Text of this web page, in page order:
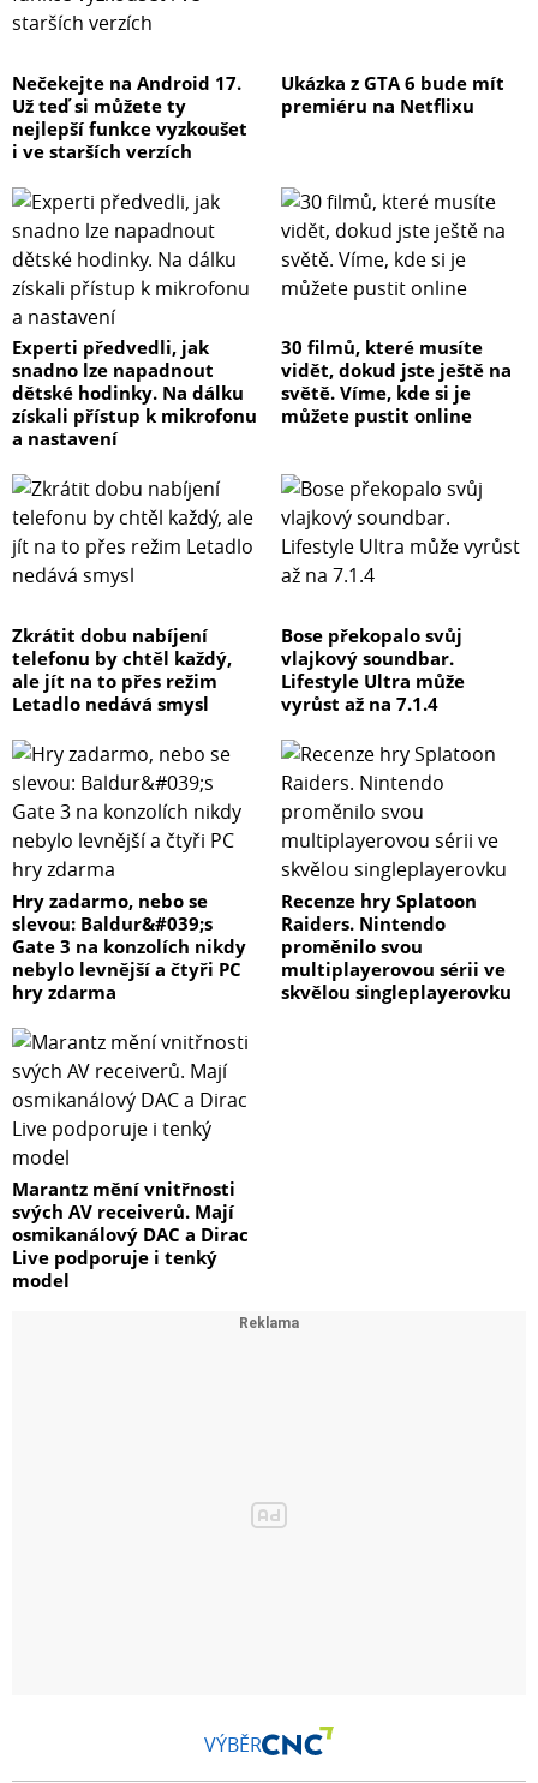
Nečekejte na Android 17.
Už teď si můžete ty
nejlepší funkce vyzkoušet
i ve starších verzích
Ukázka z GTA 6 bude mít
premiéru na Netflixu
Experti předvedli, jak
snadno lze napadnout
dětské hodinky. Na dálku
získali přístup k mikrofonu
a nastavení
30 filmů, které musíte
vidět, dokud jste ještě na
světě. Víme, kde si je
můžete pustit online
Zkrátit dobu nabíjení
telefonu by chtěl každý,
ale jít na to přes režim
Letadlo nedává smysl
Bose překopalo svůj
vlajkový soundbar.
Lifestyle Ultra může
vyrůst až na 7.1.4
Hry zadarmo, nebo se
slevou: Baldur&#039;s
Gate 3 na konzolích nikdy
nebylo levnější a čtyři PC
hry zdarma
Recenze hry Splatoon
Raiders. Nintendo
proměnilo svou
multiplayerovou sérii ve
skvělou singleplayerovku
Marantz mění vnitřnosti
svých AV receiverů. Mají
osmikanálový DAC a Dirac
Live podporuje i tenký
model
VÝBĚR